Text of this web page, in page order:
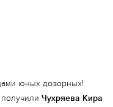
юных дозорных!
Чухряева Кира